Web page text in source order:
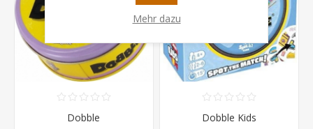
Dobble Dobble Kids
Mehr dazu